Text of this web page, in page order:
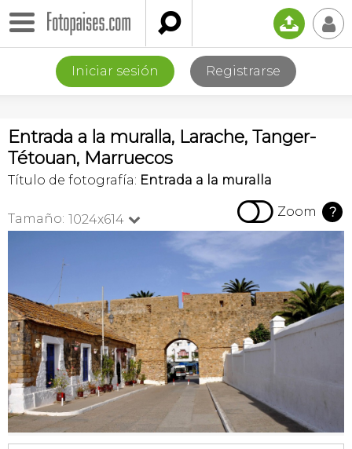
 📤 👤
Iniciar sesión Registrarse
Entrada a la muralla, Larache, Tanger-
Tétouan, Marruecos
Título de fotografía: Entrada a la muralla
Tamaño: 1024x614   Zoom ?